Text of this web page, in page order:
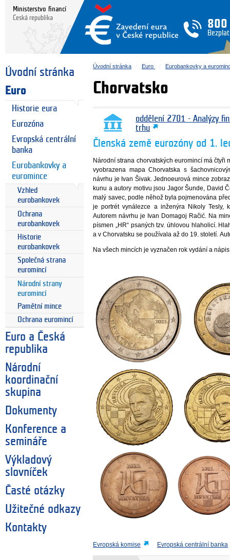
Ministerstvo financí
Česká republika
800
Úvodní stránka
Euro
Historie eura
Eurozóna
Evropská centrální
banka
Eurobankovky a
euromince
Vzhled
eurobankovek
Ochrana
eurobankovek
Historie
eurobankovek
Společná strana
euromincí
Národní strany
euromincí
Pamětní mince
Ochrana euromincí
Euro a Česká
republika
Národní
koordinační
skupina
Dokumenty
Konference a
semináře
Výkladový
slovníček
Časté otázky
Užitečné odkazy
Kontakty
Úvodní stránka Euro Eurobankovky a
Chorvatsko
oddělení 2701 - Analýzy
trhu
Členská země eurozóny od 1.
Národní strana chorvatských euromincí má čtyři
vyobrazena mapa Chorvatska s
návrhu je Ivan Šivak. Jednoeurová mince
kunu a autory motivu jsou Jagor Šunde, David
malý savec, podle něhož byla pojmenována
je portrét vynálezce a inženýra Nikoly Tesly,
Autorem návrhu je Ivan Domagoj Račić. Na
písmen „HR“ psaných tzv. úhlovou hlaholicí.
a v Chorvatsku se používala až do 19. století.
Na všech mincích je vyznačen rok vydání a
Evropská komise Evropská centrální banka